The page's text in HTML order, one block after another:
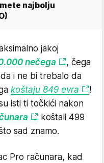
najbolju
jakoj
nečega
, čega
i ne bi trebalo da
koštaju 849 evra
!
isti ti točkići nakon
koštali 499
sad znamo.
Pro računara, kad